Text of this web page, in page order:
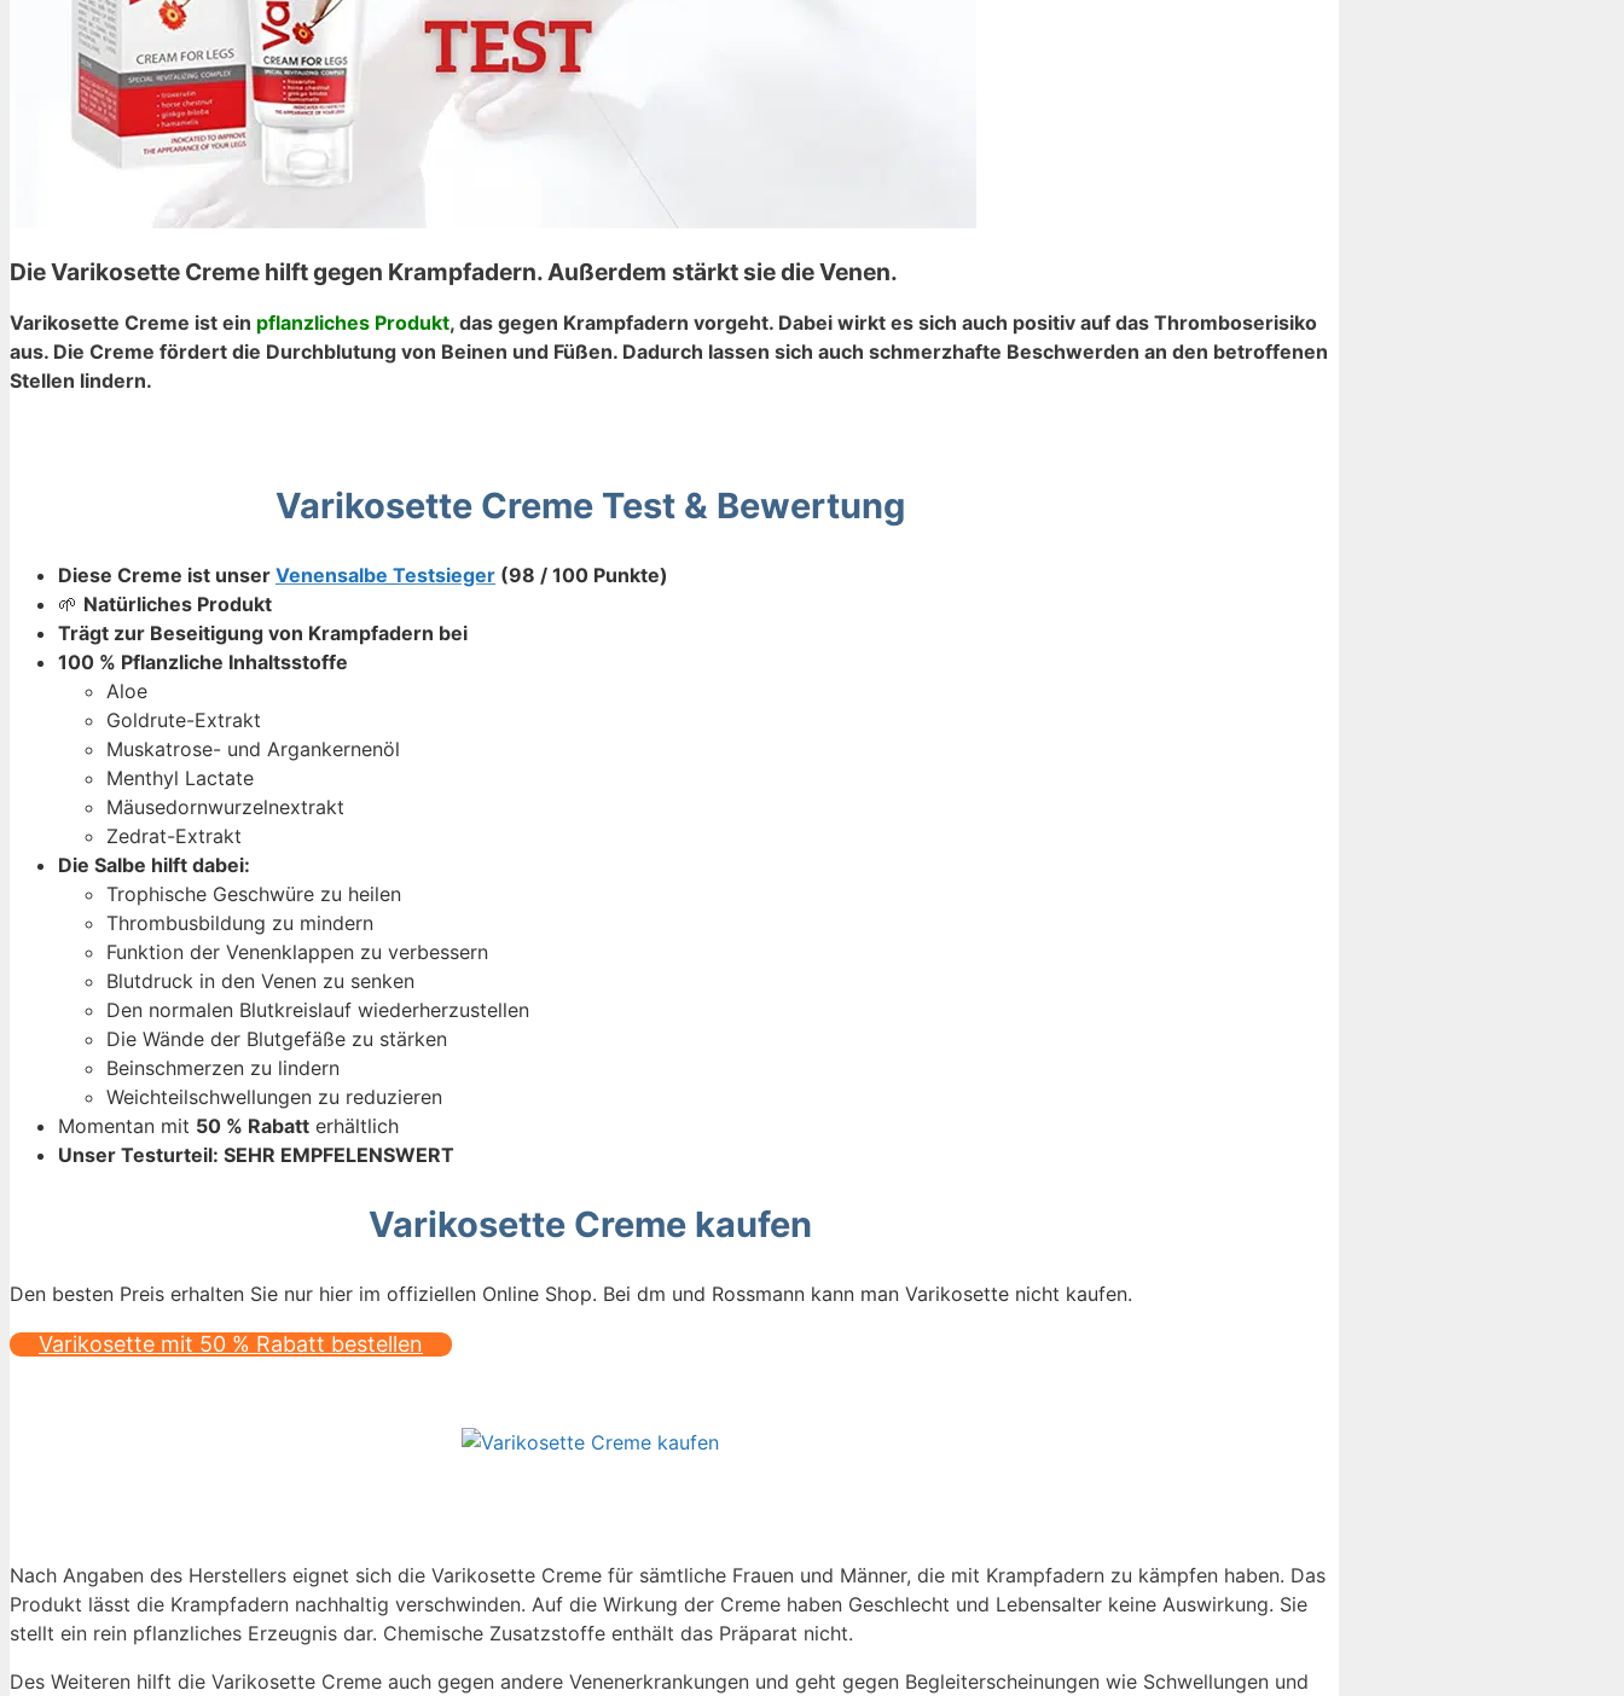
Die Varikosette Creme hilft gegen Krampfadern. Außerdem stärkt sie die Venen.
Varikosette Creme ist ein pflanzliches Produkt, das gegen Krampfadern vorgeht. Dabei wirkt es sich auch positiv auf das Thromboserisiko
aus. Die Creme fördert die Durchblutung von Beinen und Füßen. Dadurch lassen sich auch schmerzhafte Beschwerden an den betroffenen
Stellen lindern.
Varikosette Creme Test & Bewertung
Diese Creme ist unser Venensalbe Testsieger (98 / 100 Punkte)
🌱 Natürliches Produkt
Trägt zur Beseitigung von Krampfadern bei
100 % Pflanzliche Inhaltsstoffe
Aloe
Goldrute-Extrakt
Muskatrose- und Argankernenöl
Menthyl Lactate
Mäusedornwurzelnextrakt
Zedrat-Extrakt
Die Salbe hilft dabei:
Trophische Geschwüre zu heilen
Thrombusbildung zu mindern
Funktion der Venenklappen zu verbessern
Blutdruck in den Venen zu senken
Den normalen Blutkreislauf wiederherzustellen
Die Wände der Blutgefäße zu stärken
Beinschmerzen zu lindern
Weichteilschwellungen zu reduzieren
Momentan mit 50 % Rabatt erhältlich
Unser Testurteil: SEHR EMPFELENSWERT
Varikosette Creme kaufen
Den besten Preis erhalten Sie nur hier im offiziellen Online Shop. Bei dm und Rossmann kann man Varikosette nicht kaufen.
Varikosette mit 50 % Rabatt bestellen
Nach Angaben des Herstellers eignet sich die Varikosette Creme für sämtliche Frauen und Männer, die mit Krampfadern zu kämpfen haben. Das
Produkt lässt die Krampfadern nachhaltig verschwinden. Auf die Wirkung der Creme haben Geschlecht und Lebensalter keine Auswirkung. Sie
stellt ein rein pflanzliches Erzeugnis dar. Chemische Zusatzstoffe enthält das Präparat nicht.
Des Weiteren hilft die Varikosette Creme auch gegen andere Venenerkrankungen und geht gegen Begleiterscheinungen wie Schwellungen und